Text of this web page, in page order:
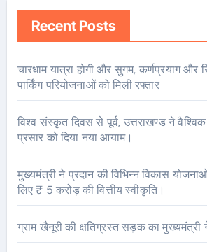
Recent Posts
चारधाम यात्रा होगी और सुगम, कर्णप्रयाग
पार्किंग परियोजनाओं को मिली रफ्तार
विश्व संस्कृत दिवस से पूर्व, उत्तराखण्ड ने
प्रसार को दिया नया आयाम।
मुख्यमंत्री ने प्रदान की विभिन्न विकास योजनाओं
लिए ₹ 5 करोड़ की वित्तीय स्वीकृति।
ग्राम खैनूरी की क्षतिग्रस्त सड़क का मुख्यमंत्री